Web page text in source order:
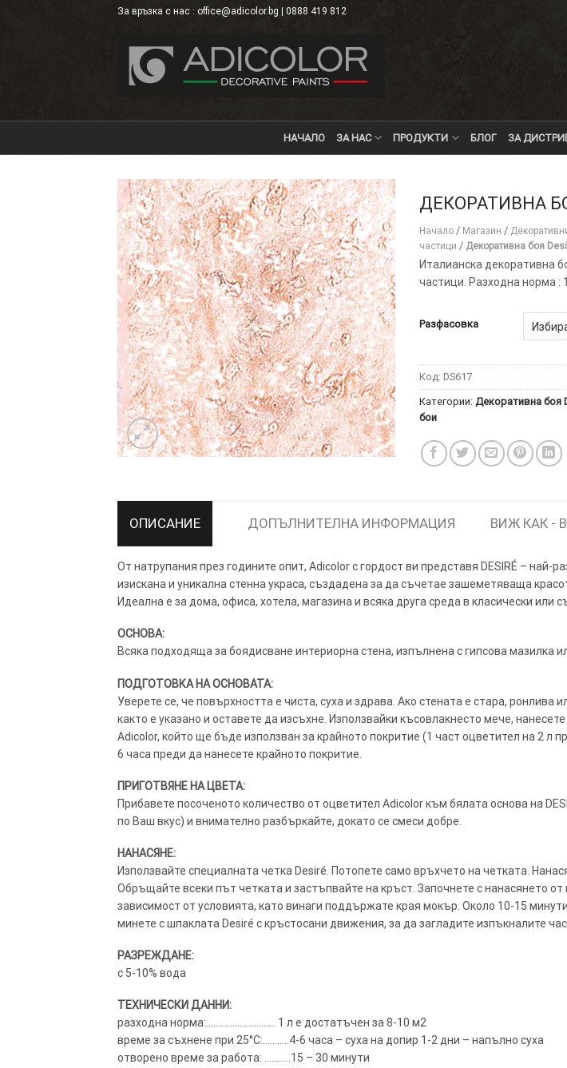
За връзка с нас : office@adicolor.bg | 0888 419 812
НАЧАЛО ЗА НАС ПРОДУКТИ БЛОГ ЗА
ДЕКОРАТИВНА
Начало / Магазин /
частици / Декоративна боя
Италианска декоративна
частици. Разходна норма :
Разфасовка
Код: DS617
Категории: Декоративна боя
бои
ОПИСАНИЕ ДОПЪЛНИТЕЛНА ИНФОРМАЦИЯ ВИЖ КАК -
От натрупания през годините опит, Adicolor с гордост ви представя DESIRÉ – най-
изискана и уникална стенна украса, създадена за да съчетае зашеметяваща
Идеална е за дома, офиса, хотела, магазина и всяка друга среда в класически или
ОСНОВА:
Всяка подходяща за боядисване интериорна стена, изпълнена с гипсова мазилка
ПОДГОТОВКА НА ОСНОВАТА:
Уверете се, че повърхността е чиста, суха и здрава. Ако стената е стара,
както е указано и оставете да изсъхне. Използвайки късовлакнесто мече,
Adicolor, който ще бъде използван за крайното покритие (1 част оцветител на 2 л
6 часа преди да нанесете крайното покритие.
ПРИГОТВЯНЕ НА ЦВЕТА:
Прибавете посоченото количество от оцветител Adicolor към бялата основа на
по Ваш вкус) и внимателно разбъркайте, докато се смеси добре.
НАНАСЯНЕ:
Използвайте специалната четка Desiré. Потопете само връхчето на четката.
Обръщайте всеки път четката и застъпвайте на кръст. Започнете с нанасянето
зависимост от условията, като винаги поддържате края мокър. Около 10-15
минете с шпаклата Desiré с кръстосани движения, за да загладите изпъкналите
РАЗРЕЖДАНЕ:
с 5-10% вода
ТЕХНИЧЕСКИ ДАННИ:
разходна норма:……………………….. 1 л е достатъчен за 8-10 м2
време за съхнене при 25°C:………..4-6 часа – суха на допир 1-2 дни – напълно суха
отворено време за работа: ………..15 – 30 минути
ПОВЕЧЕ ИНФОРМАЦИЯ МОЖЕТЕ ДА
НАМЕРИТЕ ТУК.
ОПЦИИ